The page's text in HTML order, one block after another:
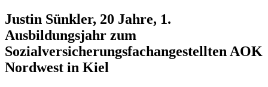
Justin Sünkler, 20 Jahre, 1.
Ausbildungsjahr zum
Sozialversicherungsfachangestellten AOK
Nordwest in Kiel